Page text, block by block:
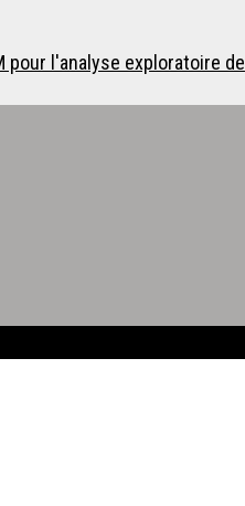
pour l'analyse exploratoire de